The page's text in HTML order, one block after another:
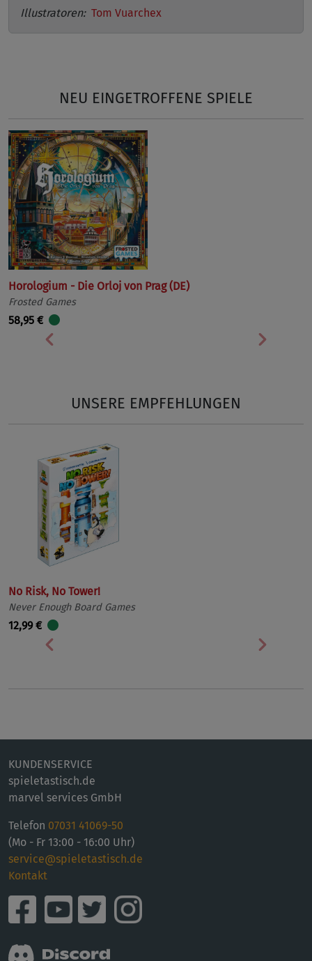
Illustratoren: Tom Vuarchex
NEU EINGETROFFENE SPIELE
Horologium - Die Orloj von Prag (DE)
Frosted Games
58,95 €
Vorherige
UNSERE EMPFEHLUNGEN
No Risk, No Tower!
Never Enough Board Games
12,99 €
Vorherige
KUNDENSERVICE
spieletastisch.de
marvel services GmbH
Telefon 07031 41069-50
(Mo - Fr 13:00 - 16:00 Uhr)
service@spieletastisch.de
Kontakt